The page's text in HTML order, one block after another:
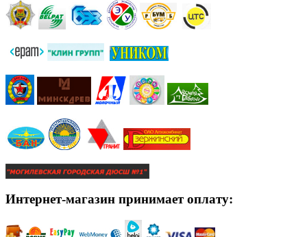
Интернет-магазин принимает оплату: